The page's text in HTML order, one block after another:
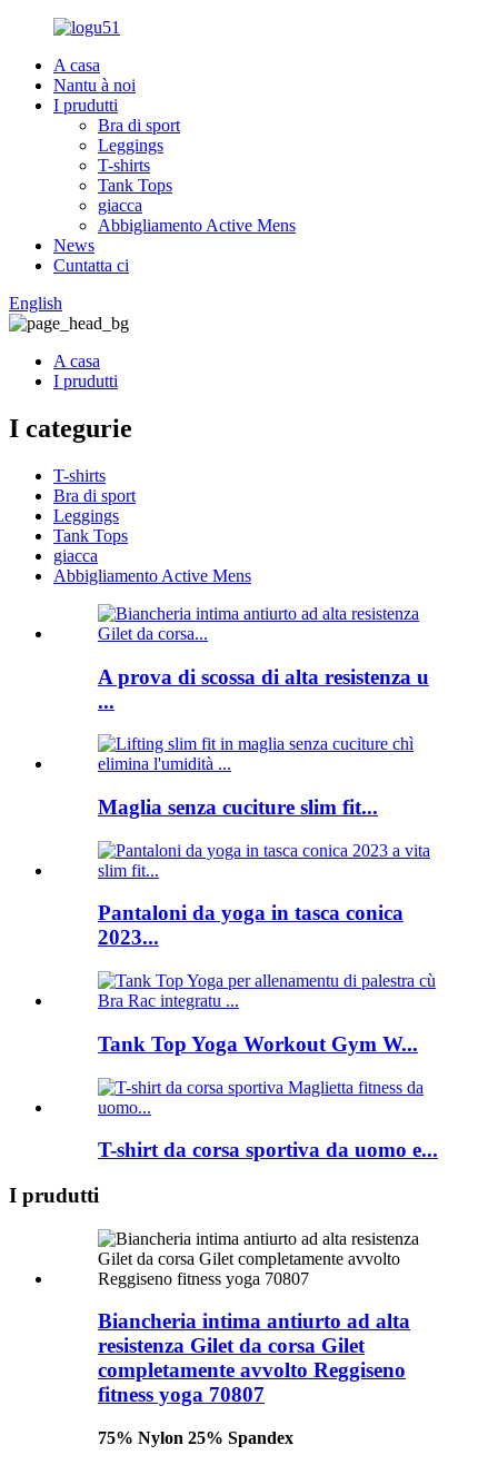
A casa
Nantu à noi
I prudutti
Bra di sport
Leggings
T-shirts
Tank Tops
giacca
Abbigliamento Active Mens
News
Cuntatta ci
English
A casa
I prudutti
I categurie
T-shirts
Bra di sport
Leggings
Tank Tops
giacca
Abbigliamento Active Mens
A prova di scossa di alta resistenza u
...
Maglia senza cuciture slim fit...
Pantaloni da yoga in tasca conica
2023...
Tank Top Yoga Workout Gym W...
T-shirt da corsa sportiva da uomo e...
I prudutti
Biancheria intima antiurto ad alta
resistenza Gilet da corsa Gilet
completamente avvolto Reggiseno
fitness yoga 70807
75% Nylon 25% Spandex